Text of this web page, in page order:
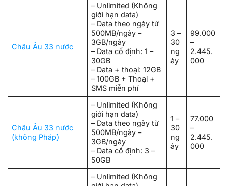
Châu Âu 33 nước
– Unlimited (Không
giới hạn data)
– Data theo ngày từ
500MB/ngày –
3GB/ngày
– Data cố định: 1 –
30GB
– Data + thoại: 12GB
– 100GB + Thoại +
SMS miễn phí
3 –
30
ng
ày
99.000
–
2.445.
000
Châu Âu 33 nước
(không Pháp)
– Unlimited (Không
giới hạn data)
– Data theo ngày từ
500MB/ngày –
3GB/ngày
– Data cố định: 3 –
50GB
1 –
30
ng
ày
77.000
–
2.445.
000
– Unlimited (Không